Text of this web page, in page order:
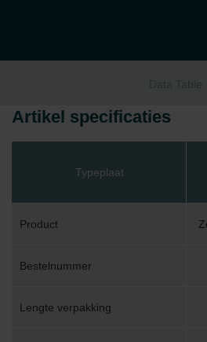
Data Table
Artikel specificaties
Typeplaat
Product
Bestelnummer
Lengte verpakking